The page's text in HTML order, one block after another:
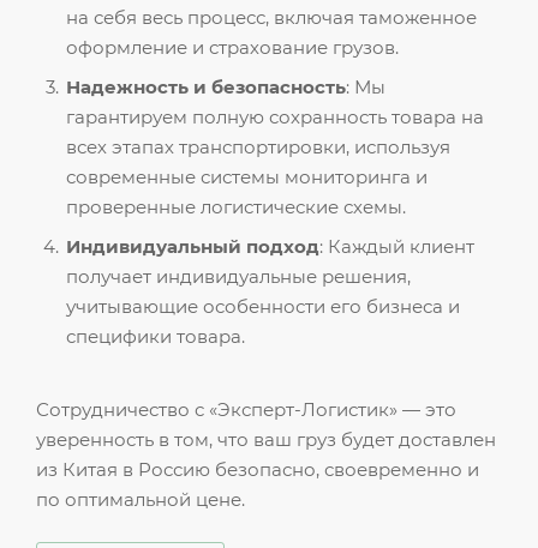
на себя весь процесс, включая таможенное
оформление и страхование грузов.
Надежность и безопасность: Мы
гарантируем полную сохранность товара на
всех этапах транспортировки, используя
современные системы мониторинга и
проверенные логистические схемы.
Индивидуальный подход: Каждый клиент
получает индивидуальные решения,
учитывающие особенности его бизнеса и
специфики товара.
Сотрудничество с «Эксперт-Логистик» — это
уверенность в том, что ваш груз будет доставлен
из Китая в Россию безопасно, своевременно и
по оптимальной цене.